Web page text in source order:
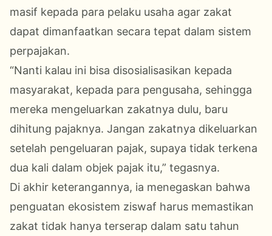
masif kepada para pelaku usaha agar zakat
dapat dimanfaatkan secara tepat dalam sistem
perpajakan.
“Nanti kalau ini bisa disosialisasikan kepada
masyarakat, kepada para pengusaha, sehingga
mereka mengeluarkan zakatnya dulu, baru
dihitung pajaknya. Jangan zakatnya dikeluarkan
setelah pengeluaran pajak, supaya tidak terkena
dua kali dalam objek pajak itu,” tegasnya.
Di akhir keterangannya, ia menegaskan bahwa
penguatan ekosistem ziswaf harus memastikan
zakat tidak hanya terserap dalam satu tahun